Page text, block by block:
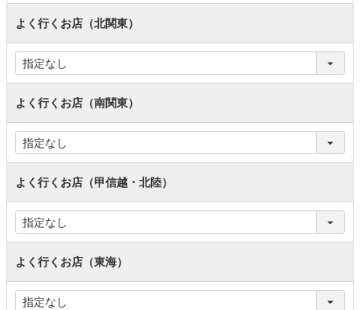
よく行くお店（北関東）
よく行くお店（南関東）
よく行くお店（甲信越・北陸）
よく行くお店（東海）